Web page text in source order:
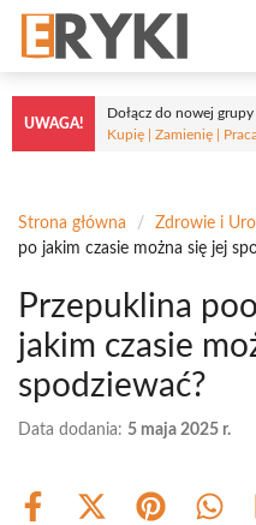
Przejdź
treści
UWAGA!
Dołącz do nowej grupy
Kupię | Zamienię |
Strona główna / Zdrowie i
po jakim czasie można się jej
Przepuklina
jakim czasie
spodziewać?
Data dodania: 5 maja 2025 r.
Share
Share Share Share